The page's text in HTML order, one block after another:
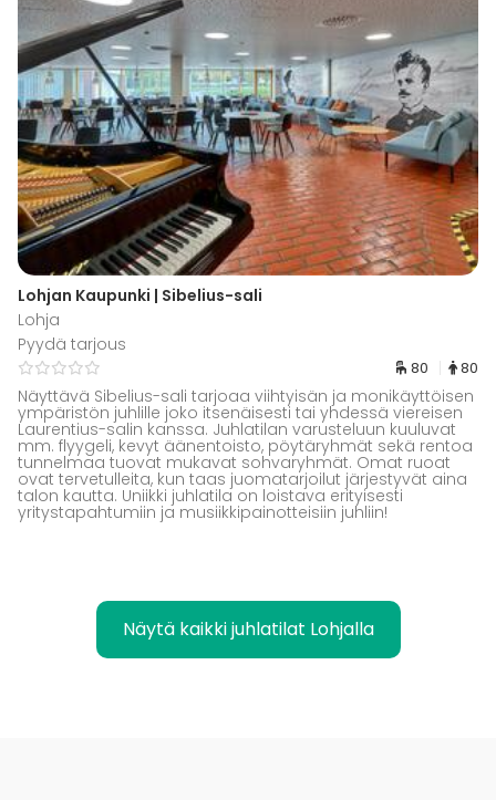
Lohjan Kaupunki | Sibelius-sali
Lohja
Pyydä tarjous
80 80
Näyttävä Sibelius-sali tarjoaa viihtyisän ja monikäyttöisen
ympäristön juhlille joko itsenäisesti tai yhdessä viereisen
Laurentius-salin kanssa. Juhlatilan varusteluun kuuluvat
mm. flyygeli, kevyt äänentoisto, pöytäryhmät sekä rentoa
tunnelmaa tuovat mukavat sohvaryhmät. Omat ruoat
ovat tervetulleita, kun taas juomatarjoilut järjestyvät aina
talon kautta. Uniikki juhlatila on loistava erityisesti
yritystapahtumiin ja musiikkipainotteisiin juhliin!
Näytä kaikki juhlatilat Lohjalla